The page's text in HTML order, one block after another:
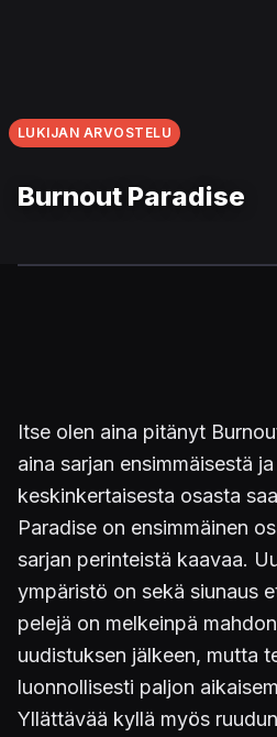
LUKIJAN ARVOSTELU
Burnout Paradise
Itse olen aina pitänyt
aina sarjan ensimmäisestä
keskinkertaisesta osasta
Paradise on ensimmäinen
sarjan perinteistä kaavaa.
ympäristö on sekä siunaus
pelejä on melkeinpä
uudistuksen jälkeen, mutta
luonnollisesti paljon
Yllättävää kyllä myös